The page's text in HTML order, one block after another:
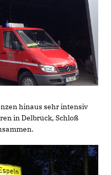
hinaus sehr intensiv
in Delbrück, Schloß